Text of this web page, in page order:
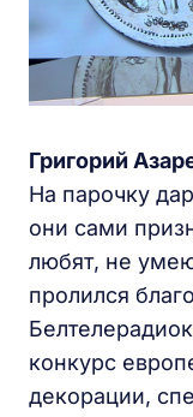
Григорий
На парочку
они сами
любят, не
пролился
конкурс
декорации,